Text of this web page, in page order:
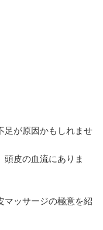
足が原因かもしれませ
皮の血流にありま
マッサージの極意を紹